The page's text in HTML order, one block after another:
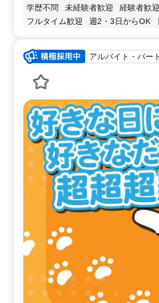
学歴不問
未経験者歓迎 経験者歓迎
フルタイム歓迎
週2・3日からOK
アルバイト・パート